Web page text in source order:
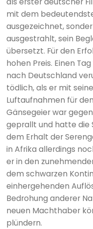
mit dem
ausgezeichnet,
ausgestrahlt, sein
übersetzt. Für den
hohen Preis. Einen
nach Deutschland
tödlich, als er mit
Luftaufnahmen für
Gänsegeier war
geprallt und hatte die
dem Erhalt der
in Afrika allerdings
er in den
dem schwarzen
einhergehenden
Bedrohung anderer
neuen Machthaber
plündern.